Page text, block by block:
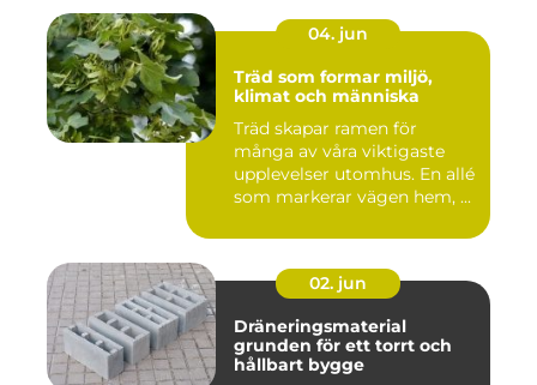
04. jun
Träd som formar miljö,
klimat och människa
Träd skapar ramen för
många av våra viktigaste
upplevelser utomhus. En allé
som markerar vägen hem, ...
02. jun
Dräneringsmaterial
grunden för ett torrt och
hållbart bygge